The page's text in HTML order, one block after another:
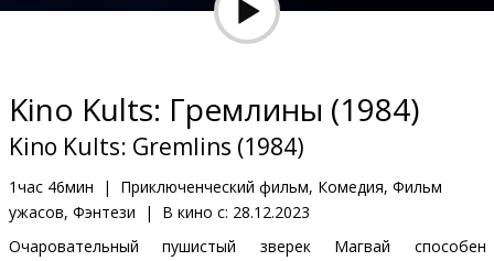
Клуб
Kino Kults: Гремлины (1984)
Kino Kults: Gremlins (1984)
1час 46мин |
Приключенческий фильм, Комедия, Фильм
ужасов, Фэнтези
| В кино с: 28.12.2023
Очаровательный пушистый зверек Магвай способен